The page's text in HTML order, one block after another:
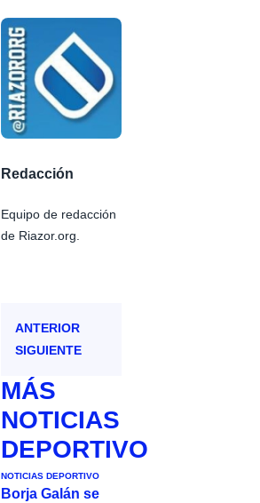
Redacción
Equipo de redacción
de Riazor.org.
ANTERIOR
SIGUIENTE
MÁS
NOTICIAS
DEPORTIVO
NOTICIAS DEPORTIVO
Borja Galán se